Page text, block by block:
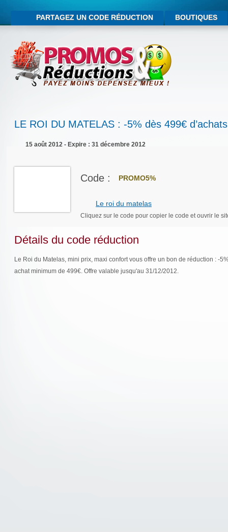
PARTAGEZ UN CODE RÉDUCTION BOUTIQUES
LE ROI DU MATELAS : -5% dès 499€ d’achats
15 août 2012 - Expire : 31 décembre 2012
Code : PROMO5%
Le roi du matelas
Cliquez sur le code pour copier le code et ouvrir le
Détails du code réduction
Le Roi du Matelas, mini prix, maxi confort vous offre un bon de réduction : -
achat minimum de 499€. Offre valable jusqu'au 31/12/2012.